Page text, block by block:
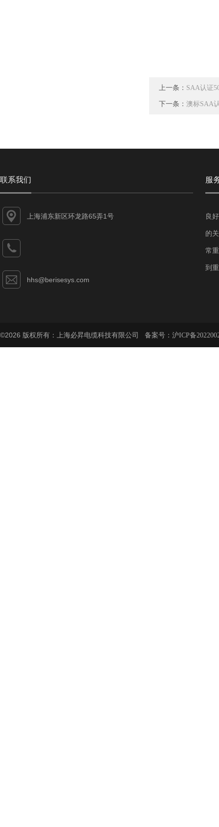
上一条： SAA认证
下一条： 澳标SAA
联系我们
上海浦东新区环龙路65弄1号
hhs@berisesys.com
服
良
的
常
到
©2026 版权所有：上海必昇电缆科技有限公司 备案号： 沪ICP备